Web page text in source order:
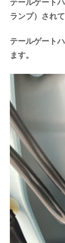
テールゲート
ランプ）されて
テールゲート
ます。